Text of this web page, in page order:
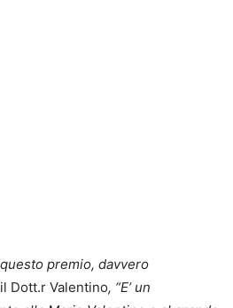
premio, davvero
Dott.r Valentino, “E’ un